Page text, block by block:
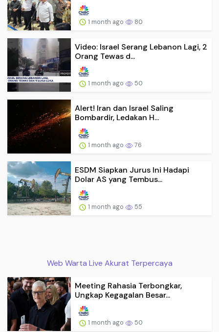
1 month ago 80
Video: Israel Serang Lebanon Lagi, 2
Orang Tewas d...
1 month ago 50
Alert! Iran dan Israel Saling
Bombardir, Ledakan H...
1 month ago 76
ESDM Siapkan Jurus Ini Hadapi
Dolar AS yang Tembus...
1 month ago 55
Web Warta Live Akurat Terpercaya
Meeting Rahasia Terbongkar,
Ungkap Kegagalan Besar...
1 month ago 50